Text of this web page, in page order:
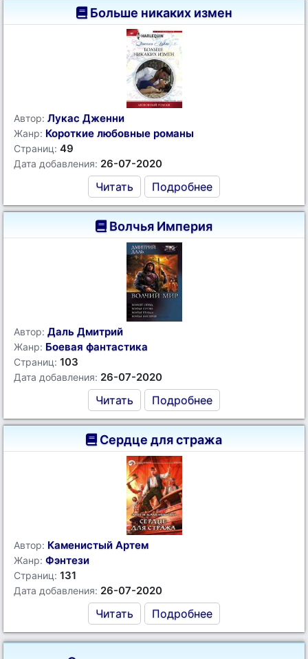
Больше никаких измен
Автор: Лукас Дженни
Жанр: Короткие любовные романы
Страниц: 49
Дата добавления: 26-07-2020
Читать Подробнее
Волчья Империя
Автор: Даль Дмитрий
Жанр: Боевая фантастика
Страниц: 103
Дата добавления: 26-07-2020
Читать Подробнее
Сердце для стража
Автор: Каменистый Артем
Жанр: Фэнтези
Страниц: 131
Дата добавления: 26-07-2020
Читать Подробнее